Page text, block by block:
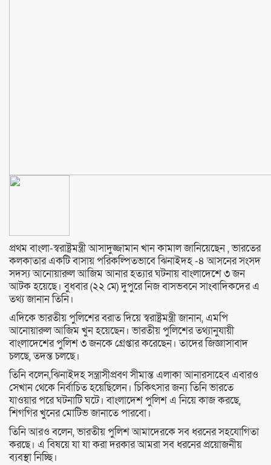
প্রথম বাংলা-স্বরাষ্ট্রমন্ত্রী আসাদুজ্জামান খান কামাল জানিয়েছেন , ভারতের
কলকাতার একটি বাসায় পরিকল্পিতভাবে ঝিনাইদহ -৪ আসনের সংসদ
সদস্য আনোয়ারুল আজিম আনার হত্যার ঘটনায় বাংলাদেশে ৩ জন
আটক হয়েছে। বুধবার (২২ মে) দুপুরে নিজ বাসভবনে সাংবাদিকদের এ
তথ্য জানান তিনি।
এদিকে ভারতীয় পুলিশের বরাত দিয়ে স্বরাষ্ট্রমন্ত্রী জানান, এমপি
আনোয়ারুল আজিম খুন হয়েছেন। ভারতীয় পুলিশের তথ্যানুযায়ী
বাংলাদেশের পুলিশ ৩ জনকে গ্রেপ্তার করেছেন। তাদের জিজ্ঞাসাবাদ
চলছে, তদন্ত চলছে।
তিনি বলেন,ঝিনাইদহ সন্ত্রাসীপ্রবণ সীমান্ত এলাকা আনারসাহেব এবারও
সেখান থেকে নির্বাচিত হয়েছিলেন। চিকিৎসার জন্য তিনি ভারতে
যাওয়ার পরে ঘটনাটি ঘটে। বাংলাদেশ পুলিশ এ নিয়ে কাজ করছে,
শিগগির খুনের মোটিভ জানাতে পারবো।
তিনি আরও বলেন, ভারতীয় পুলিশ আমাদেরকে সব ধরনের সহযোগিতা
করছে। এ বিষয়ে যা যা করা দরকার আমরা সব ধরনের প্রয়োজনীয়
ব্যবস্থা নিচ্ছি।